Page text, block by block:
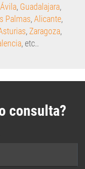
Ávila, Guadalajara,
Palmas,Alicante,
, Zaragoza,
, etc..
consulta?